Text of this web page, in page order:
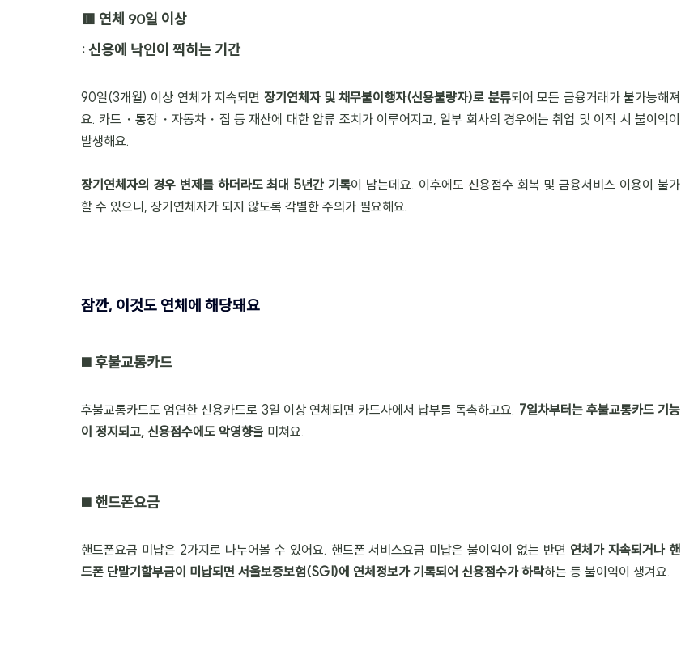
🟥 연체 90일 이상
: 신용에 낙인이 찍히는 기간
90일(3개월) 이상 연체가 지속되면 장기연체자 및 채무불이행자(신용불량자)로 분류되어 모든 금융거래가 불가능해져
요. 카드・통장・자동차・집 등 재산에 대한 압류 조치가 이루어지고, 일부 회사의 경우에는 취업 및 이직 시 불이익이
발생해요.
장기연체자의 경우 변제를 하더라도 최대 5년간 기록이 남는데요. 이후에도 신용점수 회복 및 금융서비스 이용이 불가
할 수 있으니, 장기연체자가 되지 않도록 각별한 주의가 필요해요.
잠깐, 이것도 연체에 해당돼요
◼️ 후불교통카드
후불교통카드도 엄연한 신용카드로 3일 이상 연체되면 카드사에서 납부를 독촉하고요. 7일차부터는 후불교통카드 기능
이 정지되고, 신용점수에도 악영향을 미쳐요.
◼️ 핸드폰요금
핸드폰요금 미납은 2가지로 나누어볼 수 있어요. 핸드폰 서비스요금 미납은 불이익이 없는 반면 연체가 지속되거나 핸
드폰 단말기할부금이 미납되면 서울보증보험(SGI)에 연체정보가 기록되어 신용점수가 하락하는 등 불이익이 생겨요.